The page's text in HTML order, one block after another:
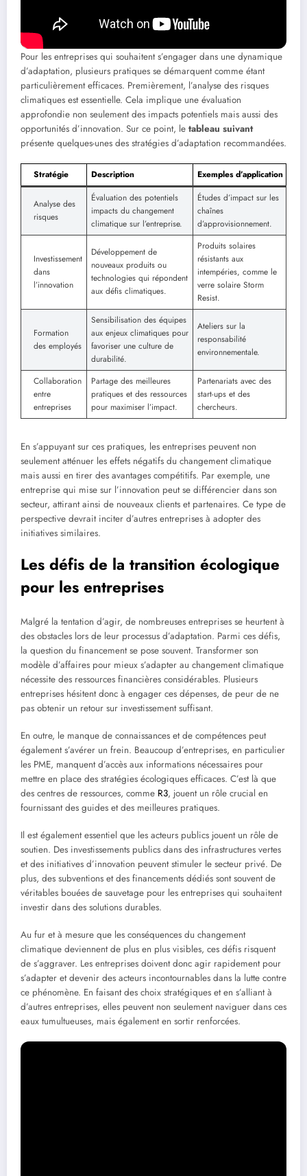
adaptation réussie
Pour les entreprises qui souhaitent s’engager dans une dynamique
d’adaptation, plusieurs pratiques se démarquent comme étant
particulièrement efficaces. Premièrement, l’analyse des risques
climatiques est essentielle. Cela implique une évaluation
approfondie non seulement des impacts potentiels mais aussi des
opportunités d’innovation. Sur ce point, le tableau suivant
présente quelques-unes des stratégies d’adaptation recommandées.
Stratégie Description Exemples d’application
Analyse des
risques
Évaluation des potentiels
impacts du changement
climatique sur l’entreprise.
Études d’impact sur les
chaînes
d’approvisionnement.
Investissement
dans
l’innovation
Développement de
nouveaux produits ou
technologies qui répondent
aux défis climatiques.
Produits solaires
résistants aux
intempéries, comme le
verre solaire Storm
Resist.
Formation
des employés
Sensibilisation des équipes
aux enjeux climatiques pour
favoriser une culture de
durabilité.
Ateliers sur la
responsabilité
environnementale.
Collaboration
entre
entreprises
Partage des meilleures
pratiques et des ressources
pour maximiser l’impact.
Partenariats avec des
start-ups et des
chercheurs.
En s’appuyant sur ces pratiques, les entreprises peuvent non
seulement atténuer les effets négatifs du changement climatique
mais aussi en tirer des avantages compétitifs. Par exemple, une
entreprise qui mise sur l’innovation peut se différencier dans son
secteur, attirant ainsi de nouveaux clients et partenaires. Ce type de
perspective devrait inciter d’autres entreprises à adopter des
initiatives similaires.
Les défis de la transition écologique
pour les entreprises
Malgré la tentation d’agir, de nombreuses entreprises se heurtent à
des obstacles lors de leur processus d’adaptation. Parmi ces défis,
la question du financement se pose souvent. Transformer son
modèle d’affaires pour mieux s’adapter au changement climatique
nécessite des ressources financières considérables. Plusieurs
entreprises hésitent donc à engager ces dépenses, de peur de ne
pas obtenir un retour sur investissement suffisant.
En outre, le manque de connaissances et de compétences peut
également s’avérer un frein. Beaucoup d’entreprises, en particulier
les PME, manquent d’accès aux informations nécessaires pour
mettre en place des stratégies écologiques efficaces. C’est là que
des centres de ressources, comme R3, jouent un rôle crucial en
fournissant des guides et des meilleures pratiques.
Il est également essentiel que les acteurs publics jouent un rôle de
soutien. Des investissements publics dans des infrastructures vertes
et des initiatives d’innovation peuvent stimuler le secteur privé. De
plus, des subventions et des financements dédiés sont souvent de
véritables bouées de sauvetage pour les entreprises qui souhaitent
investir dans des solutions durables.
Au fur et à mesure que les conséquences du changement
climatique deviennent de plus en plus visibles, ces défis risquent
de s’aggraver. Les entreprises doivent donc agir rapidement pour
s’adapter et devenir des acteurs incontournables dans la lutte contre
ce phénomène. En faisant des choix stratégiques et en s’alliant à
d’autres entreprises, elles peuvent non seulement naviguer dans ces
eaux tumultueuses, mais également en sortir renforcées.